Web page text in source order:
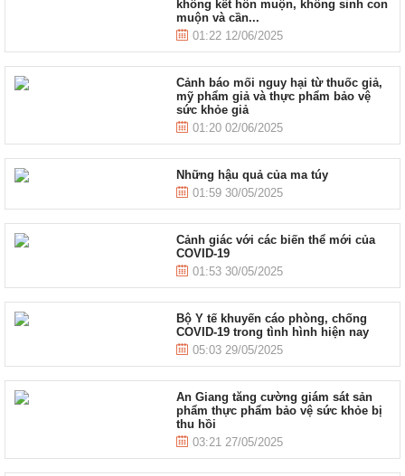
không kết hôn muộn, không sinh con
muộn và cần...
01:22 12/06/2025
Cảnh báo mối nguy hại từ thuốc giả,
mỹ phẩm giả và thực phẩm bảo vệ
sức khỏe giả
01:20 02/06/2025
Những hậu quả của ma túy
01:59 30/05/2025
Cảnh giác với các biến thể mới của
COVID-19
01:53 30/05/2025
Bộ Y tế khuyến cáo phòng, chống
COVID-19 trong tình hình hiện nay
05:03 29/05/2025
An Giang tăng cường giám sát sản
phẩm thực phẩm bảo vệ sức khỏe bị
thu hồi
03:21 27/05/2025